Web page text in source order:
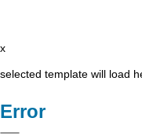
x
selected template will load
Error